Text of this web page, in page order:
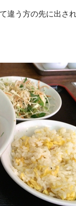
違う方の先に出さ